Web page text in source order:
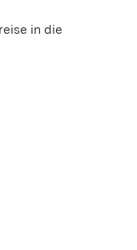
in die